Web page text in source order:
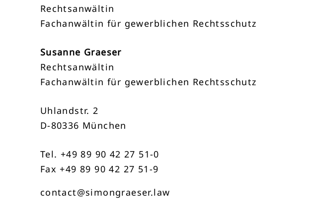
Rechtsanwältin
Fachanwältin für gewerblichen Rechtsschutz
Susanne Graeser
Rechtsanwältin
Fachanwältin für gewerblichen Rechtsschutz
Uhlandstr. 2
D-80336 München
Tel. +49 89 90 42 27 51-0
Fax +49 89 90 42 27 51-9
contact@simongraeser.law